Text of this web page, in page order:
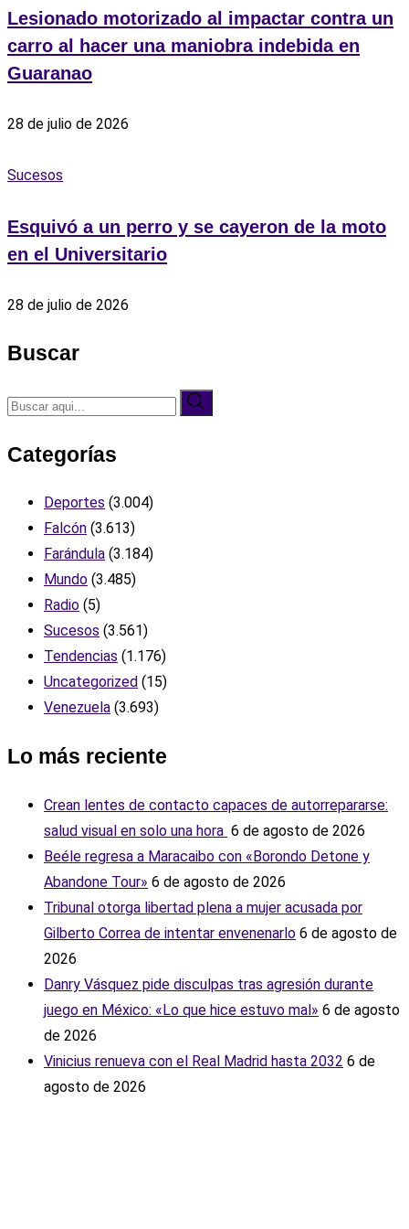
Lesionado motorizado al impactar contra un
carro al hacer una maniobra indebida en
Guaranao
28 de julio de 2026
Sucesos
Esquivó a un perro y se cayeron de la moto
en el Universitario
28 de julio de 2026
Buscar
Categorías
Deportes (3.004)
Falcón (3.613)
Farándula (3.184)
Mundo (3.485)
Radio (5)
Sucesos (3.561)
Tendencias (1.176)
Uncategorized (15)
Venezuela (3.693)
Lo más reciente
Crean lentes de contacto capaces de autorrepararse:
salud visual en solo una hora ‎ 6 de agosto de 2026
Beéle regresa a Maracaibo con «Borondo Detone y
Abandone Tour» 6 de agosto de 2026
Tribunal otorga libertad plena a mujer acusada por
Gilberto Correa de intentar envenenarlo 6 de agosto de
2026
Danry Vásquez pide disculpas tras agresión durante
juego en México: «Lo que hice estuvo mal» 6 de agosto
de 2026
Vinicius renueva con el Real Madrid hasta 2032 6 de
agosto de 2026